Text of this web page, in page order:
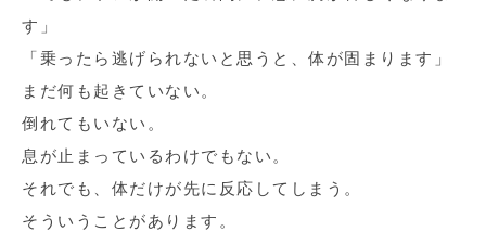
す」
「乗ったら逃げられないと思うと、体が固まります」
まだ何も起きていない。
倒れてもいない。
息が止まっているわけでもない。
それでも、体だけが先に反応してしまう。
そういうことがあります。